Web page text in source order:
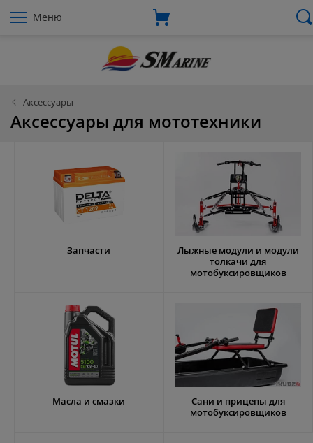
Меню
Аксессуары
Аксессуары для мототехники
Запчасти
Лыжные модули и модули
толкачи для
мотобуксировщиков
Масла и смазки
Сани и прицепы для
мотобуксировщиков